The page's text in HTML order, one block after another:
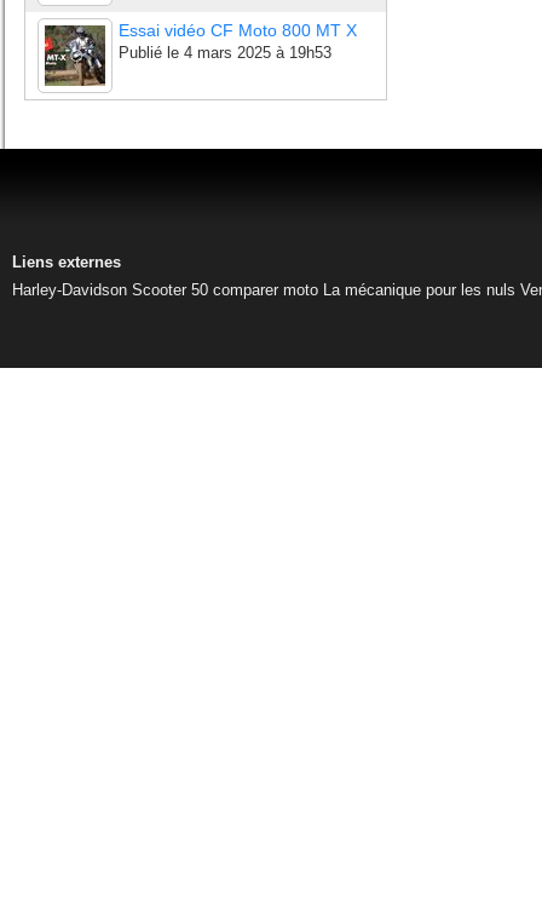
Essai vidéo CF Moto 800 MT X
Publié le 4 mars 2025 à 19h53
Liens externes
Harley-Davidson Scooter 50 comparer moto La mécanique pour les nuls